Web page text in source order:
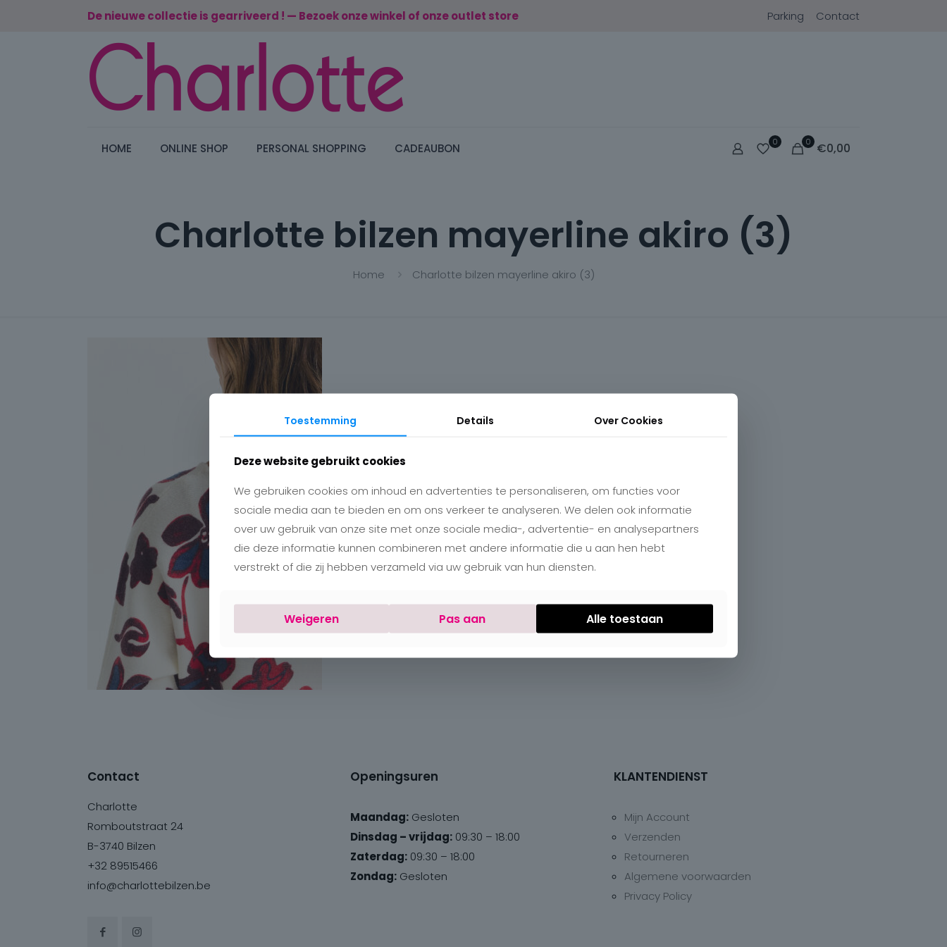
De nieuwe collectie is gearriveerd ! — Bezoek onze winkel of onze outlet store Parking Contact
HOME ONLINE SHOP PERSONAL SHOPPING CADEAUBON 0 0 €0,00
Charlotte bilzen mayerline akiro (3)
Home Charlotte bilzen mayerline akiro (3)
Contact
Charlotte
Romboutstraat 24
B-3740 Bilzen
+32 89515466
info@charlottebilzen.be
Openingsuren
Maandag: Gesloten
Dinsdag – vrijdag: 09:30 – 18:00
Zaterdag: 09:30 – 18:00
Zondag: Gesloten
KLANTENDIENST
Mijn Account
Verzenden
Retourneren
Algemene voorwaarden
Privacy Policy
Toestemming Details Over Cookies
Deze website gebruikt cookies
We gebruiken cookies om inhoud en advertenties te personaliseren, om functies voor
sociale media aan te bieden en om ons verkeer te analyseren. We delen ook informatie
over uw gebruik van onze site met onze sociale media-, advertentie- en analysepartners
die deze informatie kunnen combineren met andere informatie die u aan hen hebt
verstrekt of die zij hebben verzameld via uw gebruik van hun diensten.
Weigeren Pas aan Alle toestaan